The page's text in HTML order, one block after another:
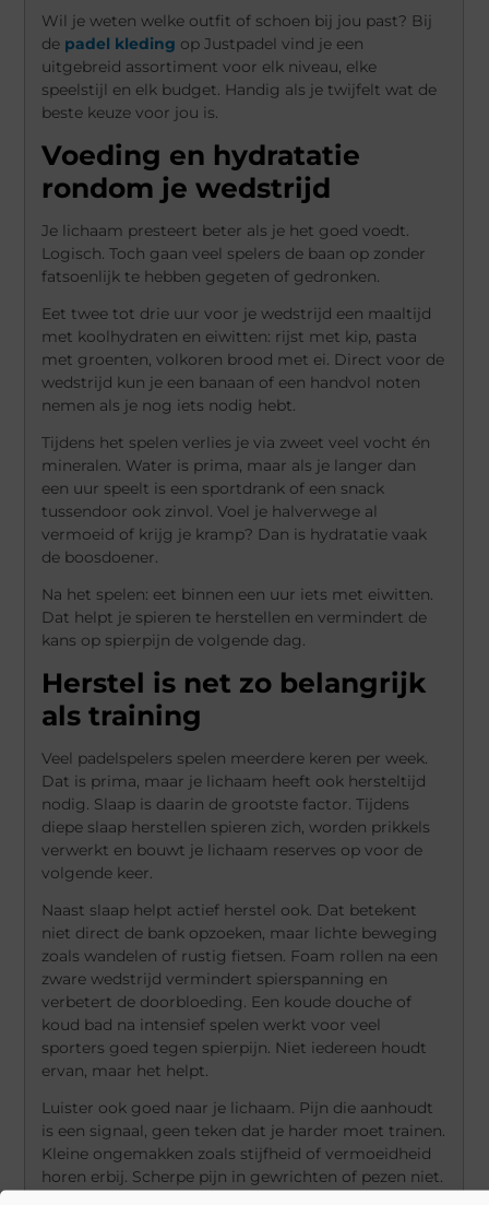
Wil je weten welke outfit of schoen bij jou past? Bij
de padel kleding op Justpadel vind je een
uitgebreid assortiment voor elk niveau, elke
speelstijl en elk budget. Handig als je twijfelt wat de
beste keuze voor jou is.
Voeding en hydratatie
rondom je wedstrijd
Je lichaam presteert beter als je het goed voedt.
Logisch. Toch gaan veel spelers de baan op zonder
fatsoenlijk te hebben gegeten of gedronken.
Eet twee tot drie uur voor je wedstrijd een maaltijd
met koolhydraten en eiwitten: rijst met kip, pasta
met groenten, volkoren brood met ei. Direct voor de
wedstrijd kun je een banaan of een handvol noten
nemen als je nog iets nodig hebt.
Tijdens het spelen verlies je via zweet veel vocht én
mineralen. Water is prima, maar als je langer dan
een uur speelt is een sportdrank of een snack
tussendoor ook zinvol. Voel je halverwege al
vermoeid of krijg je kramp? Dan is hydratatie vaak
de boosdoener.
Na het spelen: eet binnen een uur iets met eiwitten.
Dat helpt je spieren te herstellen en vermindert de
kans op spierpijn de volgende dag.
Herstel is net zo belangrijk
als training
Veel padelspelers spelen meerdere keren per week.
Dat is prima, maar je lichaam heeft ook hersteltijd
nodig. Slaap is daarin de grootste factor. Tijdens
diepe slaap herstellen spieren zich, worden prikkels
verwerkt en bouwt je lichaam reserves op voor de
volgende keer.
Naast slaap helpt actief herstel ook. Dat betekent
niet direct de bank opzoeken, maar lichte beweging
zoals wandelen of rustig fietsen. Foam rollen na een
zware wedstrijd vermindert spierspanning en
verbetert de doorbloeding. Een koude douche of
koud bad na intensief spelen werkt voor veel
sporters goed tegen spierpijn. Niet iedereen houdt
ervan, maar het helpt.
Luister ook goed naar je lichaam. Pijn die aanhoudt
is een signaal, geen teken dat je harder moet trainen.
Kleine ongemakken zoals stijfheid of vermoeidheid
horen erbij. Scherpe pijn in gewrichten of pezen niet.